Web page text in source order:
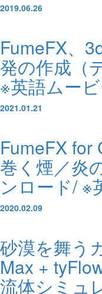
2019.06.26
FumeFX、
発の作成（
※英語ムービ
2021.01.21
FumeFX for
巻く煙／炎
ンロード/ ※
2020.02.09
砂漠を舞う
Max +
流体シミュ